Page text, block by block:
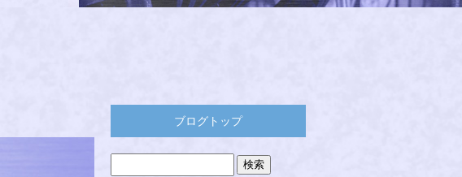
ブログトップ